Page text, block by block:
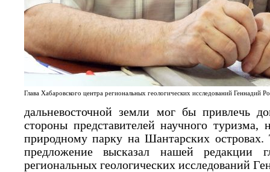
Глава Хабаровского центра региональных геологических исследований Геннадий
дальневосточной земли мог бы привлечь
стороны представителей научного
природному парку на Шантарских островах.
предложение высказал нашей редакции
региональных геологических исследований